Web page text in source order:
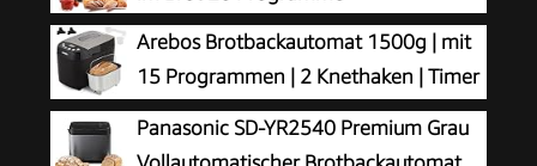
Arebos Brotbackautomat 1500g | mit
15 Programmen | 2 Knethaken | Timer
| LCD Display | 3 Bräunungsgrade und
Brotgrößen | 850 W | Schwarz
Panasonic SD-YR2540 Premium Grau